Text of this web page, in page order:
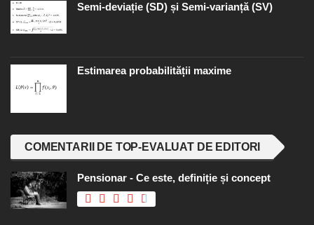
Semi-deviație (SD) și Semi-varianță (SV)
Estimarea probabilității maxime
COMENTARII DE TOP-EVALUAT DE EDITORI
Pensionar - Ce este, definiție și concept